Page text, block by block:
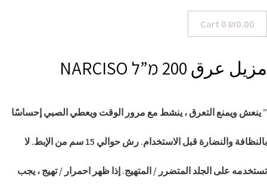
₪0.00
0
Cart
مزيل عرق 200 מ”ל NARCISO
” ينعش ويمنع التعرق ، ينشط مع مرور الوقت ويعطي الصبي إحساسًا
بالنظافة والنضارة قبل الاستخدام. رش حوالي 15 سم من الإبط. لا
تستخدمه على الجلد المتضرر / المتهيج. إذا ظهر احمرار / تهيج ، يجب